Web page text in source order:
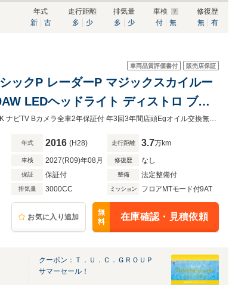
年式
新
古
走行距離
多
少
排気量
多
少
車検
付
無
修復歴
無
有
車両品質評価書付 販売店保証
ックP レーダーP マジックスカイルー
LEDヘッドライト ディストロ ブラ
ラ キーレスゴー
AMGナイトP ベ-シックP レ-ダ-P マジックスカイR ハ-マンK ナビTV Bカメラ全車2年保証付 年3回3年間店頭Egオイル交換無料＆ポリマ-メンテ付 一部地域除く陸送無料 低金利ロ-ン実施
年式 2016 (H28) 走行距離 3.7万km
車検 2027(R09)年08月 修復歴 なし
保証 保証付 整備 法定整備付
排気量 3000CC ミッション フロアMTモード付9AT
お気に入り追加
無
料
在庫確認・見積依頼
クーポン：Ｔ．Ｕ．Ｃ．ＧＲＯＵＰ
サマーセール！